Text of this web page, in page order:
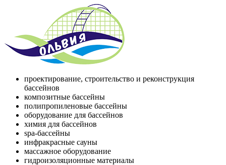
проектирование, строительство и реконструкция
бассейнов
композитные бассейны
полипропиленовые бассейны
оборудование для бассейнов
химия для бассейнов
spa-бассейны
инфракрасные сауны
массажное оборудование
гидроизоляционные материалы